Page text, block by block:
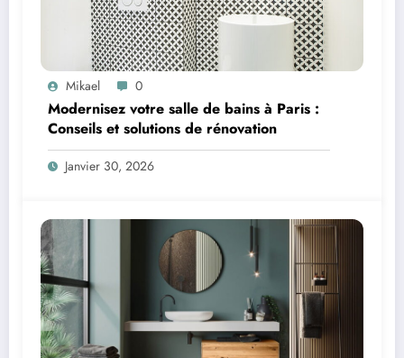
Mikael 0
Modernisez votre salle de bains à Paris :
Conseils et solutions de rénovation
Janvier 30, 2026